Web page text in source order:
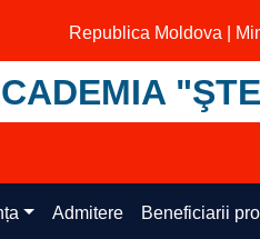
Republica Moldova |
Admitere Beneficiarii